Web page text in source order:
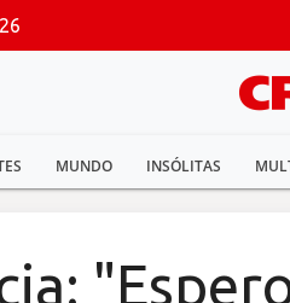
MUNDO INSÓLITAS